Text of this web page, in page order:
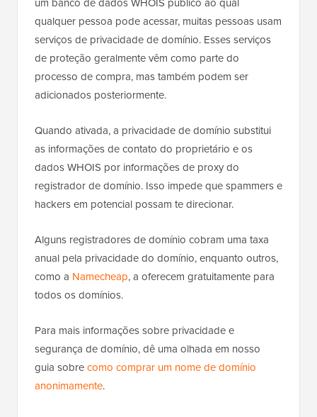
qualquer pessoa pode acessar, muitas pessoas usam
serviços de privacidade de domínio. Esses serviços
de proteção geralmente vêm como parte do
processo de compra, mas também podem ser
adicionados posteriormente.
Quando ativada, a privacidade de domínio substitui
as informações de contato do proprietário e os
dados WHOIS por informações de proxy do
registrador de domínio. Isso impede que spammers e
hackers em potencial possam te direcionar.
Alguns registradores de domínio cobram uma taxa
anual pela privacidade do domínio, enquanto outros,
como a Namecheap, a oferecem gratuitamente para
todos os domínios.
Para mais informações sobre privacidade e
segurança de domínio, dê uma olhada em nosso
guia sobrecomo comprar um nome de domínio
anonimamente.